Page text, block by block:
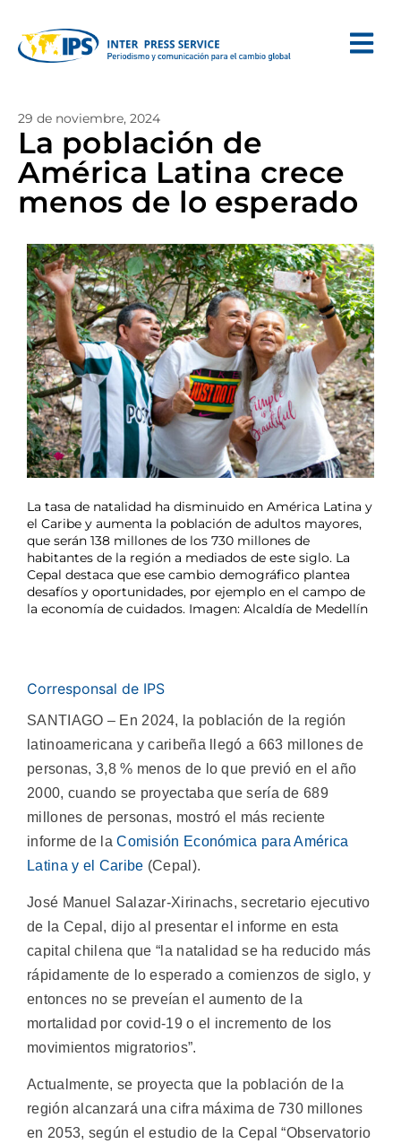
29 de noviembre, 2024
La población de
América Latina crece
menos de lo esperado
La tasa de natalidad ha disminuido en América Latina y
el Caribe y aumenta la población de adultos mayores,
que serán 138 millones de los 730 millones de
habitantes de la región a mediados de este siglo. La
Cepal destaca que ese cambio demográfico plantea
desafíos y oportunidades, por ejemplo en el campo de
la economía de cuidados. Imagen: Alcaldía de Medellín
Corresponsal de IPS
SANTIAGO – En 2024, la población de la región
latinoamericana y caribeña llegó a 663 millones de
personas, 3,8 % menos de lo que previó en el año
2000, cuando se proyectaba que sería de 689
millones de personas, mostró el más reciente
informe de laComisión Económica para América
Latina y el Caribe (Cepal).
José Manuel Salazar-Xirinachs, secretario ejecutivo
de la Cepal, dijo al presentar el informe en esta
capital chilena que “la natalidad se ha reducido más
rápidamente de lo esperado a comienzos de siglo, y
entonces no se preveían el aumento de la
mortalidad por covid-19 o el incremento de los
movimientos migratorios”.
Actualmente, se proyecta que la población de la
región alcanzará una cifra máxima de 730 millones
en 2053, según el estudio de la Cepal “Observatorio